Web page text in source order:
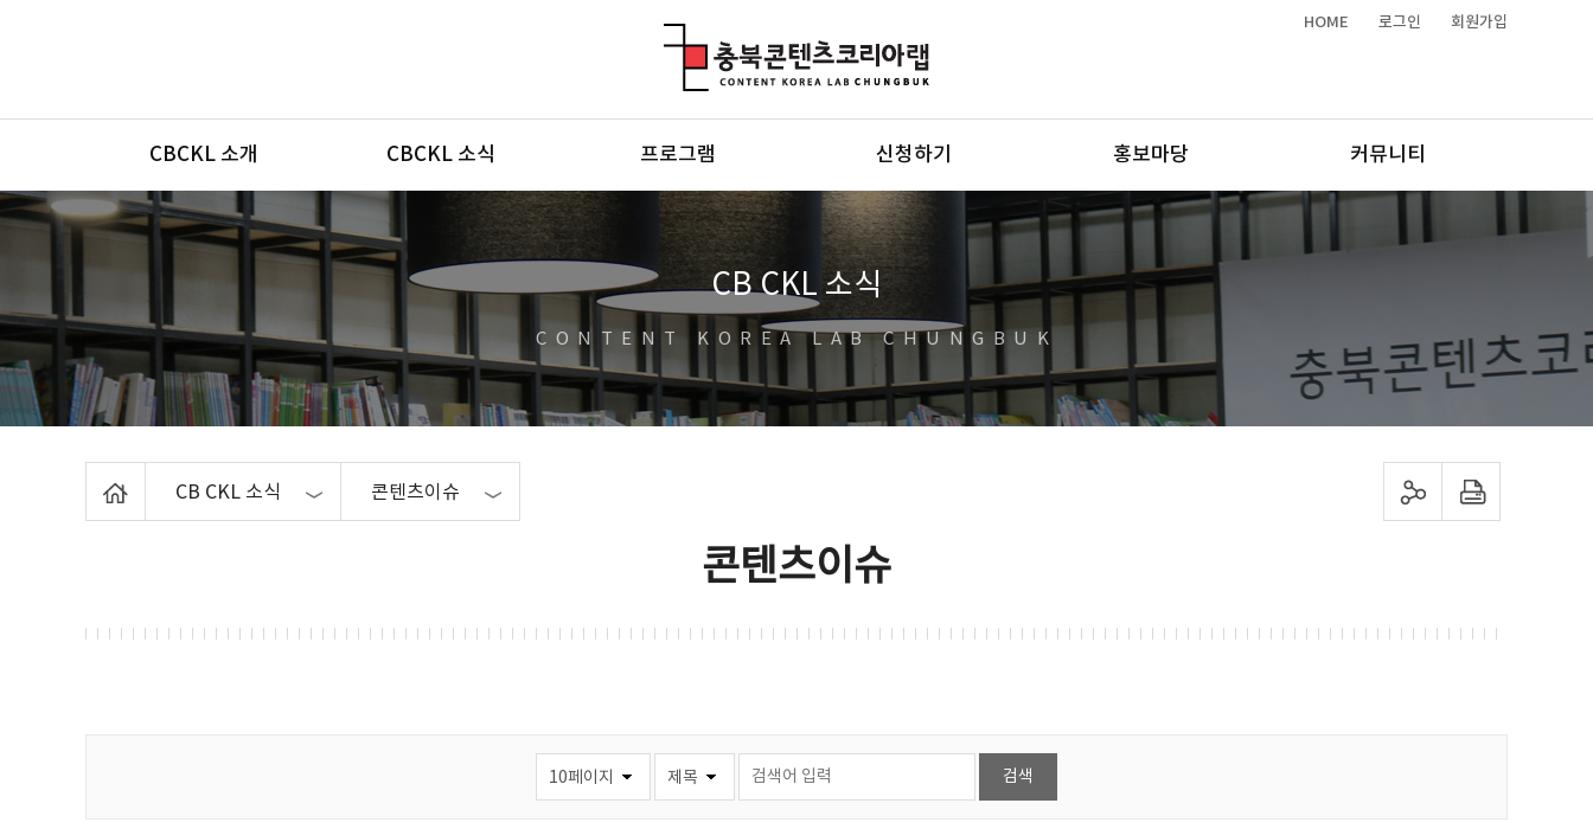
HOME 로그인 회원가입
메뉴
CBCKL 소개 CBCKL 소식 프로그램 신청하기 홍보마당 커뮤니티
CB CKL 소식
CONTENT KOREA LAB CHUNGBUK
CB CKL 소식 콘텐츠이슈 sns 공유하기 프린트하기
콘텐츠이슈